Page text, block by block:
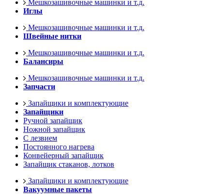
Мешкозашивочные машинки и т.д.
Иглы
Мешкозашивочные машинки и т.д.
Швейные нитки
Мешкозашивочные машинки и т.д.
Балансиры
Мешкозашивочные машинки и т.д.
Запчасти
Запайщики и комплектующие
Запайщики
Ручной запайщик
Ножной запайщик
С лезвием
Постоянного нагрева
Конвейерный запайщик
Запайщик стаканов, лотков
Запайщики и комплектующие
Вакуумные пакеты